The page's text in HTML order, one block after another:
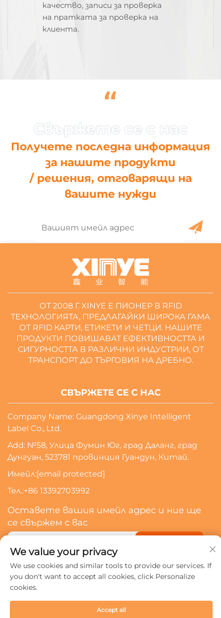
качество, записи за проверка
на пратката за проверка на
клиента.
“
Получете последна информация
за нашите продукти
/ решения, отговарящи на
вашите нужди
ОТ 2008 Г. XINYE Е ПИОНЕР В RFID
ТЕХНОЛОГИЯТА, ПРЕДЛАГАЙКИ ШИРОКА ГАМА
ОТ RFID КАРТИ, ЕТИКЕТИ И ЧЕТЦИ. НАШИТЕ
ПРОДУКТИ ПОВИШАВАТ ЕФЕКТИВНОСТТА И
СИГУРНОСТТА В РАЗЛИЧНИ ИНДУСТРИИ, ОТ
ТРАНСПОРТ ДО ТЪРГОВИЯ НА ДРЕБНО.
СВЪРЖЕТЕ СЕ С НАС
Company Name: Guangdong Xinye Intelligent
Label Co., Ltd.
Add: №58, Улица Фумин Юг, град Даланг, град
Дунгуан, 523781 провинция Гуандун, Китай.
Имейл:[email protected]
Тел.:+86 13392703992
Оставете вашия имейл адрес и ние ще
се свържем с вас
Всички права запазени © 2024 Guangdong Xinye
Intelligent Label Co., Ltd.
We value your privacy
We use cookies and similar tools to provide our services. If
you don't want to accept all cookies, click Personalize
cookies.
Accept all